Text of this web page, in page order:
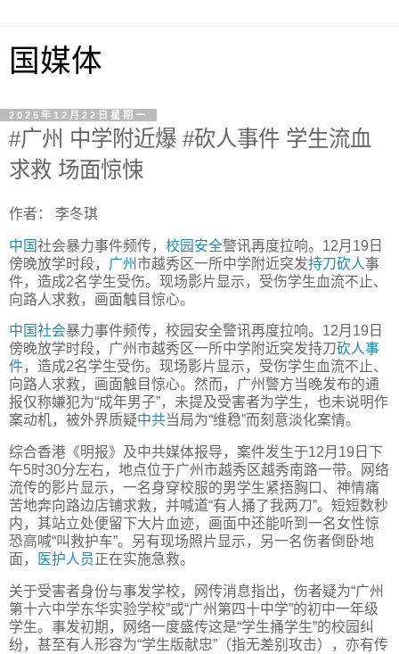
国媒体
2025年12月22日星期一
#广州 中学附近爆 #砍人事件 学生流血
求救 场面惊悚
作者： 李冬琪
中国社会暴力事件频传， 校园安全警讯再度拉响。12月19日
傍晚放学时段， 广州市越秀区一所中学附近突发持刀砍人事
件，造成2名学生受伤。现场影片显示，受伤学生血流不止、
向路人求救，画面触目惊心。
中国社会暴力事件频传，校园安全警讯再度拉响。12月19日
傍晚放学时段，广州市越秀区一所中学附近突发持刀砍人事
件，造成2名学生受伤。现场影片显示，受伤学生血流不止、
向路人求救，画面触目惊心。然而，广州警方当晚发布的通
报仅称嫌犯为“成年男子”，未提及受害者为学生，也未说明作
案动机，被外界质疑中共当局为“维稳”而刻意淡化案情。
综合香港《明报》及中共媒体报导，案件发生于12月19日下
午5时30分左右，地点位于广州市越秀区越秀南路一带。网络
流传的影片显示，一名身穿校服的男学生紧捂胸口、神情痛
苦地奔向路边店铺求救，并喊道“有人捅了我两刀”。短短数秒
内，其站立处便留下大片血迹，画面中还能听到一名女性惊
恐高喊“叫救护车”。另有现场照片显示，另一名伤者倒卧地
面，
医护人员正在实施急救。
关于受害者身份与事发学校，网传消息指出，伤者疑为“广州
第十六中学东华实验学校”或“广州第四十中学”的初中一年级
学生。事发初期，网络一度盛传这是“学生捅学生”的校园纠
纷，甚至有人形容为“学生版献忠”（指无差别攻击），亦有传